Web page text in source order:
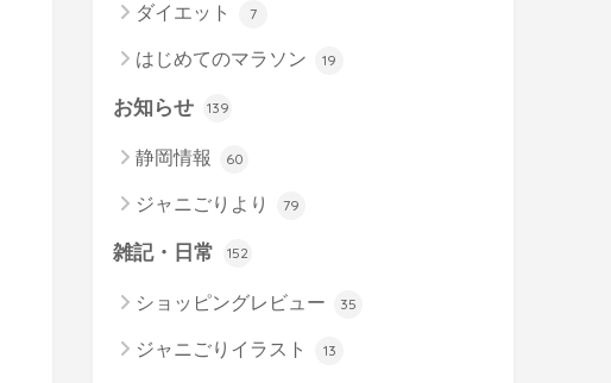
ダイエット 7
はじめてのマラソン 19
お知らせ 139
静岡情報 60
ジャニごりより 79
雑記・日常 152
ショッピングレビュー 35
ジャニごりイラスト 13